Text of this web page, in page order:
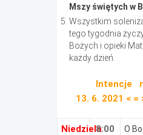
Mszy świętych w
Wszystkim
tego tygodnia
Bożych i opieki
każdy dzień.
Intencje
13. 6. 2021 < =
Niedziela8:00
O